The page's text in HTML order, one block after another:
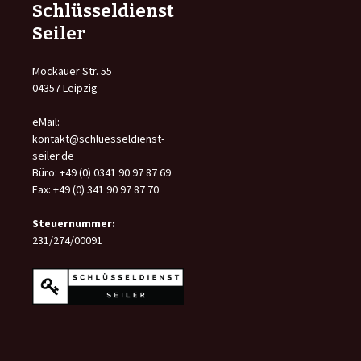
Schlüsseldienst
Seiler
Mockauer Str. 55
04357 Leipzig
eMail:
kontakt@schluesseldienst-
seiler.de
Büro: +49 (0) 0341 90 97 87 69
Fax: +49 (0) 341 90 97 87 70
Steuernummer:
231/274/00091